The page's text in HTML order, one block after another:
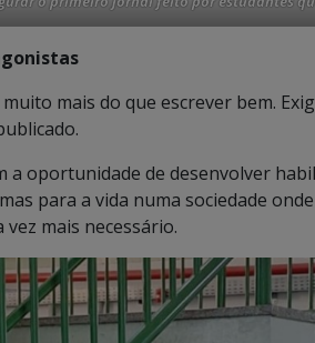
mais do que escrever bem.
a oportunidade de desenvolver
para a vida numa sociedade
vez mais necessário.